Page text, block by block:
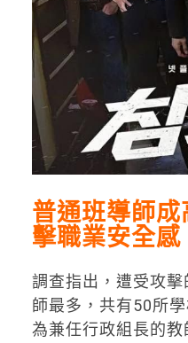
普通班導師成
擊職業安全感
調查指出，遭受攻
師最多，共有50所
為兼任行政組長的